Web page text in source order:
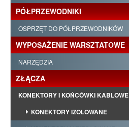
PÓŁPRZEWODNIKI
OSPRZĘT DO PÓŁPRZEWODNIKÓW
WYPOSAŻENIE WARSZTATOWE
NARZĘDZIA
ZŁĄCZA
KONEKTORY I KOŃCÓWKI KABLOWE
KONEKTORY IZOLOWANE